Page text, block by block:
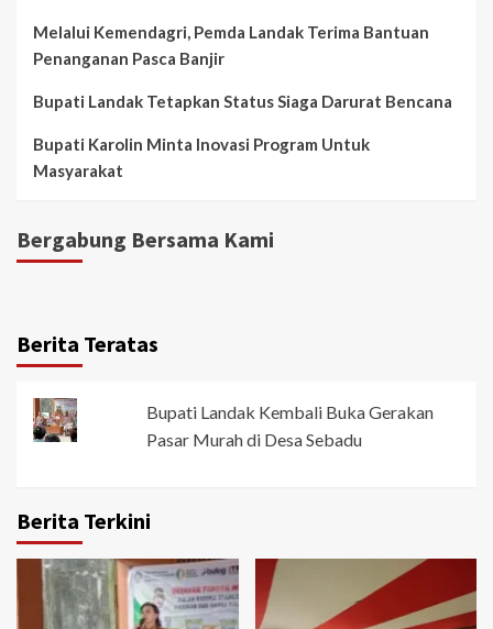
Melalui Kemendagri, Pemda Landak Terima Bantuan
Penanganan Pasca Banjir
Bupati Landak Tetapkan Status Siaga Darurat Bencana
Bupati Karolin Minta Inovasi Program Untuk
Masyarakat
Bergabung Bersama Kami
Berita Teratas
Bupati Landak Kembali Buka Gerakan
Pasar Murah di Desa Sebadu
Berita Terkini